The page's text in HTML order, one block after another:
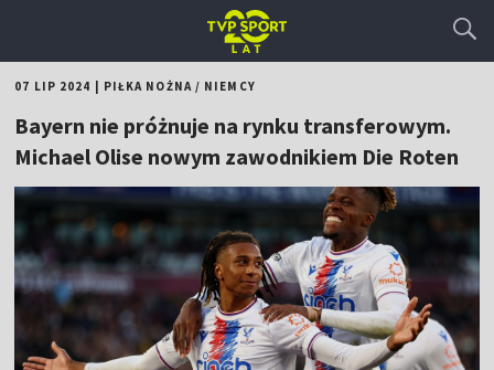
07 LIP 2024 PIŁKA NOŻNA/ NIEMCY
Bayern nie próżnuje na rynku transferowym.
Michael Olise nowym zawodnikiem Die Roten